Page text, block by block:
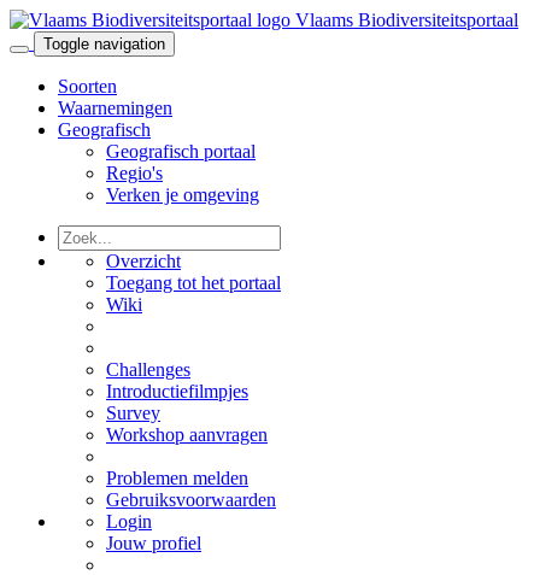
Vlaams Biodiversiteitsportaal
Toggle navigation
Soorten
Waarnemingen
Geografisch
Geografisch portaal
Regio's
Verken je omgeving
Overzicht
Toegang tot het portaal
Wiki
Challenges
Introductiefilmpjes
Survey
Workshop aanvragen
Problemen melden
Gebruiksvoorwaarden
Login
Jouw profiel